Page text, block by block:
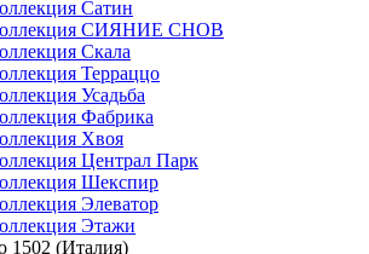
Сатин
СИЯНИЕ СНОВ
Скала
Терраццо
Усадьба
Фабрика
Хвоя
Централ Парк
Шекспир
Элеватор
Этажи
1502 (Италия)